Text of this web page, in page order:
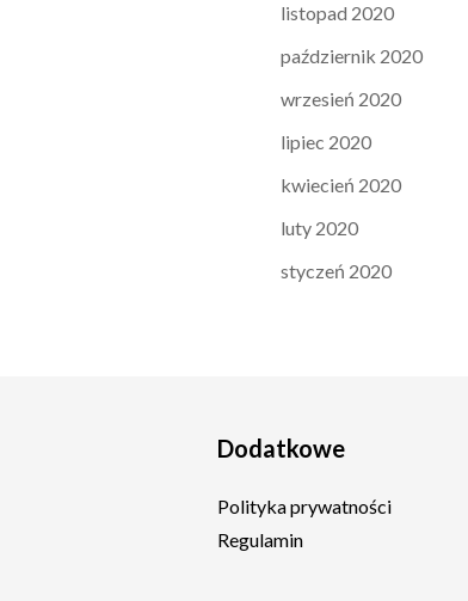
listopad 2020
październik 2020
wrzesień 2020
lipiec 2020
kwiecień 2020
luty 2020
styczeń 2020
Dodatkowe
Polityka prywatności
Regulamin